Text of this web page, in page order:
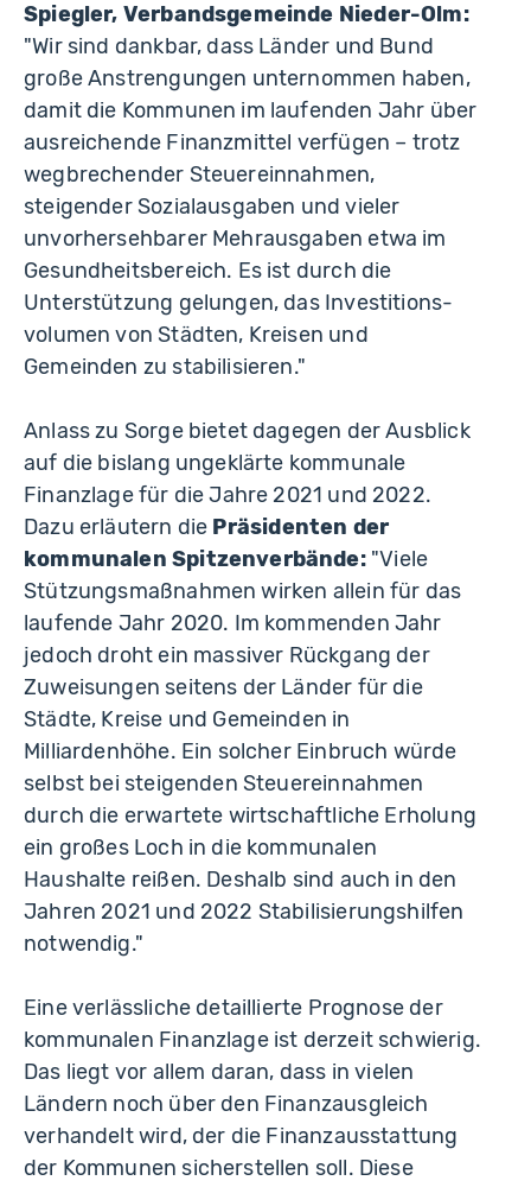
Spiegler, Verbandsgemeinde Nieder-Olm:
"Wir sind dankbar, dass Länder und Bund
große Anstrengungen unternommen haben,
damit die Kommunen im laufenden Jahr über
ausreichende Finanzmittel verfügen – trotz
wegbrechender Steuereinnahmen,
steigender Sozialausgaben und vieler
unvorhersehbarer Mehrausgaben etwa im
Gesundheitsbereich. Es ist durch die
Unterstützung gelungen, das Investitions­
volumen von Städten, Kreisen und
Gemeinden zu stabilisieren."
Anlass zu Sorge bietet dagegen der Ausblick
auf die bislang ungeklärte kommunale
Finanzlage für die Jahre 2021 und 2022.
Dazu erläutern die Präsidenten der
kommu­nalen Spitzenverbände:"Viele
Stützungsmaßnahmen wirken allein für das
laufende Jahr 2020. Im kommenden Jahr
jedoch droht ein massiver Rückgang der
Zuweisun­gen seitens der Länder für die
Städte, Kreise und Gemeinden in
Milliardenhöhe. Ein solcher Einbruch würde
selbst bei steigenden Steuereinnahmen
durch die erwartete wirtschaftliche Erholung
ein großes Loch in die kommunalen
Haushalte reißen. Deshalb sind auch in den
Jahren 2021 und 2022 Stabilisierungshilfen
notwendig."
Eine verlässliche detaillierte Prognose der
kommunalen Finanzlage ist derzeit schwierig.
Das liegt vor allem daran, dass in vielen
Ländern noch über den Finanz­ausgleich
verhandelt wird, der die Finanzausstattung
der Kommunen sicherstellen soll. Diese